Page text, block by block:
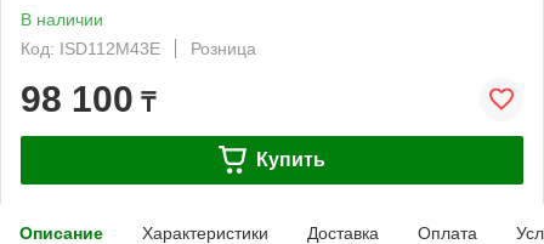
В наличии
Код: ISD112M43E
Розница
98 100 ₸
Купить
Описание Характеристики Доставка Оплата